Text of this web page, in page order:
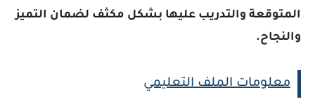
والتدريب عليها بشكل مكثف لضمان التميز
الملف التعليمي